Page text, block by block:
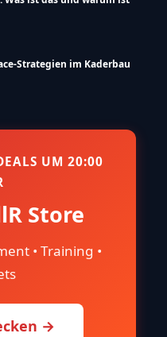
Strategien im Kaderbau
UM 20:00
Store
• Training •
→